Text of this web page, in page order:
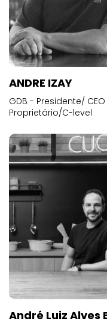
ANDRE IZAY
GDB - Presidente/
Proprietário/C-level
André Luiz Alves